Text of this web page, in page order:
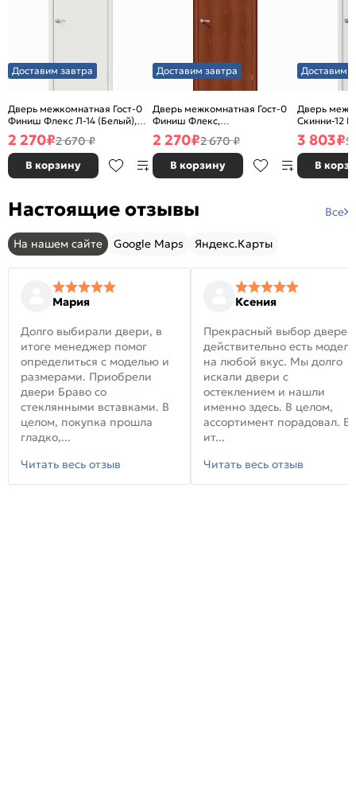
Доставим завтра
Дверь межкомнатная Гост-0
Финиш Флекс Л-14 (Белый),
глухая, каркасно-щитовая
2 270₽2 670 ₽
В корзину
Доставим завтра
Дверь межкомнатная Гост-0
Финиш Флекс,
Ламинированные Л-11
(ИталОрех), глухая, каркасно-
щитовая
2 270₽2 670 ₽
В корзину
Доставим
Дверь
Скинни-12
глухая,
3 803₽5
В
Настоящие отзывы Все
На нашем сайте Google Maps Яндекс.Карты
Мария
Долго выбирали двери, в
итоге менеджер помог
определиться с моделью и
размерами. Приобрели
двери Браво со
стеклянными вставками. В
целом, покупка прошла
гладко,...
Читать весь отзыв
Ксения
Прекрасный выбор
действительно есть модели
на любой вкус. Мы долго
искали двери с
остеклением и нашли
именно здесь. В целом,
ассортимент порадовал. В
ит...
Читать весь отзыв